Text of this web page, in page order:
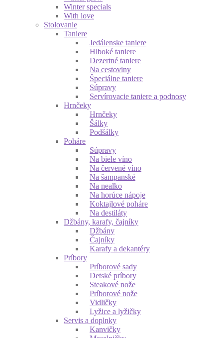
Winter specials
With love
Stolovanie
Taniere
Jedálenske taniere
Hlboké taniere
Dezertné taniere
Na cestoviny
Špeciálne taniere
Súpravy
Servírovacie taniere a podnosy
Hrnčeky
Hrnčeky
Šálky
Podšálky
Poháre
Súpravy
Na biele víno
Na červené víno
Na šampanské
Na nealko
Na horúce nápoje
Koktajlové poháre
Na destiláty
Džbány, karafy, čajníky
Džbány
Čajníky
Karafy a dekantéry
Príbory
Príborové sady
Detské príbory
Steakové nože
Príborové nože
Vidličky
Lyžice a lyžičky
Servis a doplnky
Kanvičky